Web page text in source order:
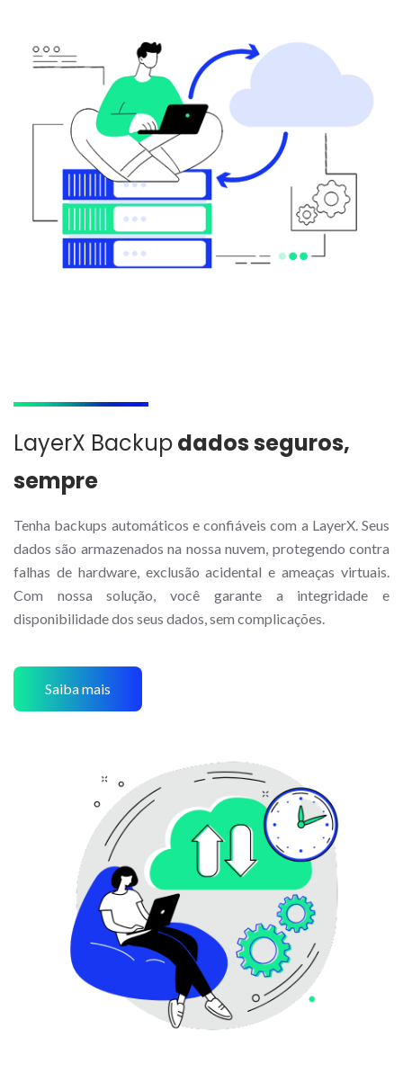
LayerX Backupdados seguros,
sempre
Tenha backups automáticos e confiáveis com a LayerX. Seus
dados são armazenados na nossa nuvem, protegendo contra
falhas de hardware, exclusão acidental e ameaças virtuais.
Com nossa solução, você garante a integridade e
disponibilidade dos seus dados, sem complicações.
Saiba mais